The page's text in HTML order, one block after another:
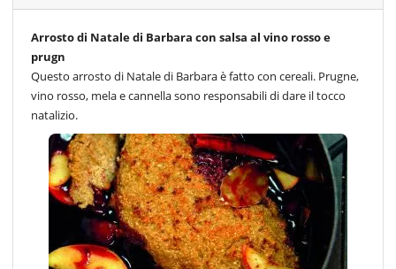
Arrosto di Natale di Barbara con salsa al vino rosso e
prugn
Questo arrosto di Natale di Barbara è fatto con cereali. Prugne,
vino rosso, mela e cannella sono responsabili di dare il tocco
natalizio.